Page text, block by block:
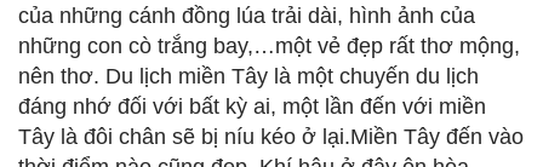
của những cánh đồng lúa trải dài, hình ảnh của
những con cò trắng bay,…một vẻ đẹp rất thơ mộng,
nên thơ. Du lịch miền Tây là một chuyến du lịch
đáng nhớ đối với bất kỳ ai, một lần đến với miền
Tây là đôi chân sẽ bị níu kéo ở lại.Miền Tây đến vào